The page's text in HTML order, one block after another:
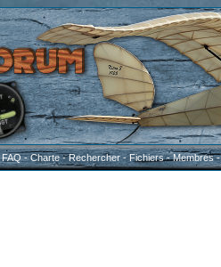
FAQ-Charte-Rechercher-Fichiers-Membres